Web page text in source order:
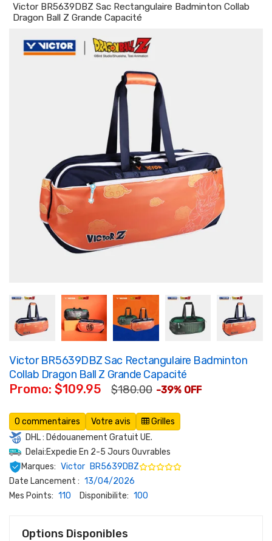
Victor BR5639DBZ Sac Rectangulaire Badminton Collab
Dragon Ball Z Grande Capacité
Victor BR5639DBZ Sac Rectangulaire Badminton
Collab Dragon Ball Z Grande Capacité
Promo: $109.95 $180.00 -39% OFF
0 commentaires Votre avis
Grilles
DHL : Dédouanement Gratuit UE.
Delai:Expedie En 2-5 Jours Ouvrables
Marques: Victor BR5639DBZ
Date Lancement : 13/04/2026
Mes Points: 110 Disponibilite: 100
Options Disponibles